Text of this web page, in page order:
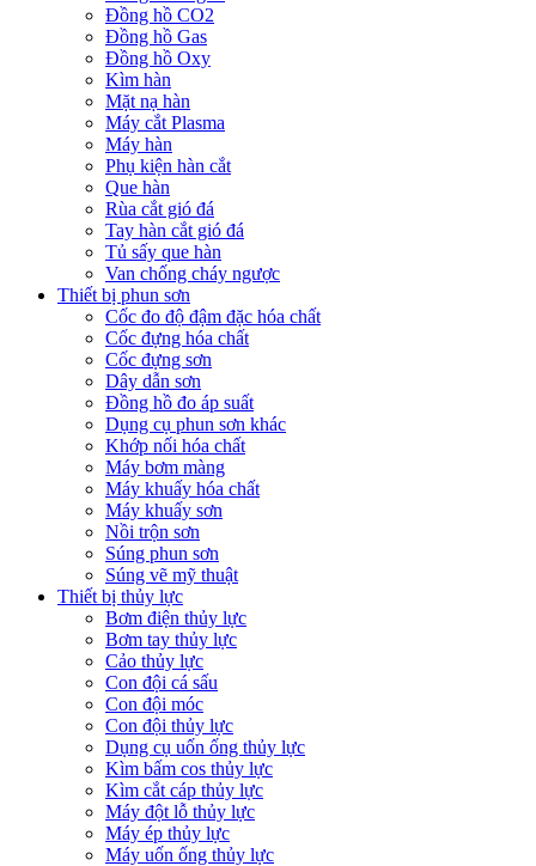
Đồng hồ CO2
Đồng hồ Gas
Đồng hồ Oxy
Kìm hàn
Mặt nạ hàn
Máy cắt Plasma
Máy hàn
Phụ kiện hàn cắt
Que hàn
Rùa cắt gió đá
Tay hàn cắt gió đá
Tủ sấy que hàn
Van chống cháy ngược
Thiết bị phun sơn
Cốc đo độ đậm đặc hóa chất
Cốc đựng hóa chất
Cốc đựng sơn
Dây dẫn sơn
Đồng hồ đo áp suất
Dụng cụ phun sơn khác
Khớp nối hóa chất
Máy bơm màng
Máy khuấy hóa chất
Máy khuấy sơn
Nồi trộn sơn
Súng phun sơn
Súng vẽ mỹ thuật
Thiết bị thủy lực
Bơm điện thủy lực
Bơm tay thủy lực
Cảo thủy lực
Con đội cá sấu
Con đội móc
Con đội thủy lực
Dụng cụ uốn ống thủy lực
Kìm bấm cos thủy lực
Kìm cắt cáp thủy lực
Máy đột lỗ thủy lực
Máy ép thủy lực
Máy uốn ống thủy lực